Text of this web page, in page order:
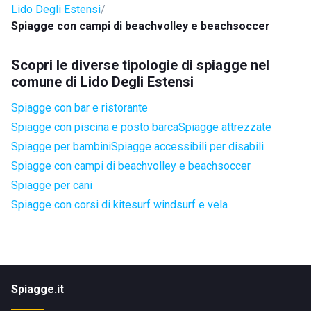
Lido Degli Estensi
Spiagge con campi di beachvolley e beachsoccer
Scopri le diverse tipologie di spiagge nel
comune di Lido Degli Estensi
Spiagge con bar e ristorante
Spiagge con piscina e posto barcaSpiagge attrezzate
Spiagge per bambiniSpiagge accessibili per disabili
Spiagge con campi di beachvolley e beachsoccer
Spiagge per cani
Spiagge con corsi di kitesurf windsurf e vela
Spiagge.it